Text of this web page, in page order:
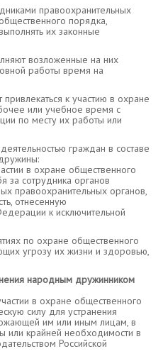
правоохранительных
порядка,
их законные
возложенные на них
работы время на
к участию в охране
или учебное время с
по месту их работы или
граждан в составе
в охране общественного
за сотрудника органов
правоохранительных органов,
отнесенную
к исключительной
по охране общественного
угрозу их жизни и здоровью,
народным дружинником
в охране общественного
силу для устранения
им или иным лицам, в
или крайней необходимости в
Российской